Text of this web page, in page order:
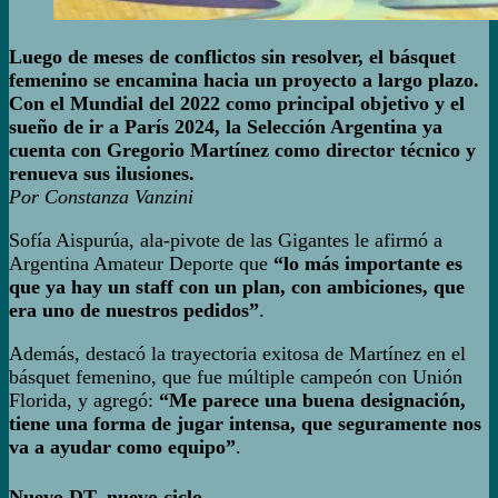
Luego de meses de conflictos sin resolver, el básquet
femenino se encamina hacia un proyecto a largo plazo.
Con el Mundial del 2022 como principal objetivo y el
sueño de ir a París 2024, la Selección Argentina ya
cuenta con Gregorio Martínez como director técnico y
renueva sus ilusiones.
Por Constanza Vanzini
Sofía Aispurúa, ala-pivote de las Gigantes le afirmó a
Argentina Amateur Deporte que “lo más importante es
que ya hay un staff con un plan, con ambiciones, que
era uno de nuestros pedidos”.
Además, destacó la trayectoria exitosa de Martínez en el
básquet femenino, que fue múltiple campeón con Unión
Florida, y agregó: “Me parece una buena designación,
tiene una forma de jugar intensa, que seguramente nos
va a ayudar como equipo”.